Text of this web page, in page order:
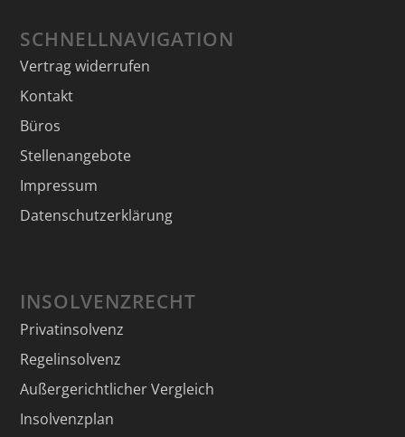
SCHNELLNAVIGATION
Vertrag widerrufen
Kontakt
Büros
Stellenangebote
Impressum
Datenschutzerklärung
INSOLVENZRECHT
Privatinsolvenz
Regelinsolvenz
Außergerichtlicher Vergleich
Insolvenzplan